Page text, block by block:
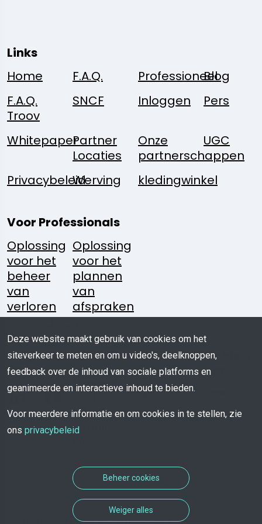
Links
Home
F.A.Q. Professioneel
Blog
F.A.Q.
Troov
SNCF Inloggen Pers
WhitepaperPartner
Locaties
Onze
partnerschappen
UGC
PrivacybeleidWerving kledingwinkel
Voor Professionals
Oplossing
voor het
beheer
van
verloren
voorwerpen
Oplossing
voor het
plannen
van
afspraken
Volg
Ons:
Heeft U
Een
Vraag?
Schrijf
Media
Kit
Download
Mobiele
App
Deze website maakt gebruik van cookies om het
siteverkeer te meten en om u video's, deelknoppen,
feedback over de inhoud van sociale platforms en
geanimeerde en interactieve inhoud te bieden.
Voor meerdere informatie en om cookies in te stellen, zie
ons privacybeleid
Beheer cookies
Weiger alles